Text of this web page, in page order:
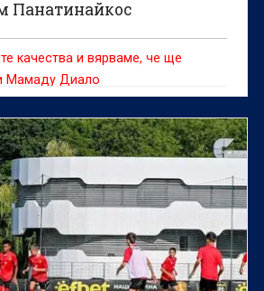
Панатинайкос
качества и вярваме, че ще
Мамаду Диало